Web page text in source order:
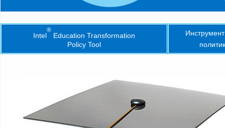
Intel
®
Education Transformation
Policy Tool
INTEL®